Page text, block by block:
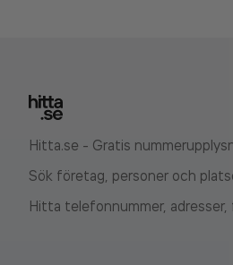
Hitta.se - Gratis
Sök företag, personer och
Hitta telefonnummer,